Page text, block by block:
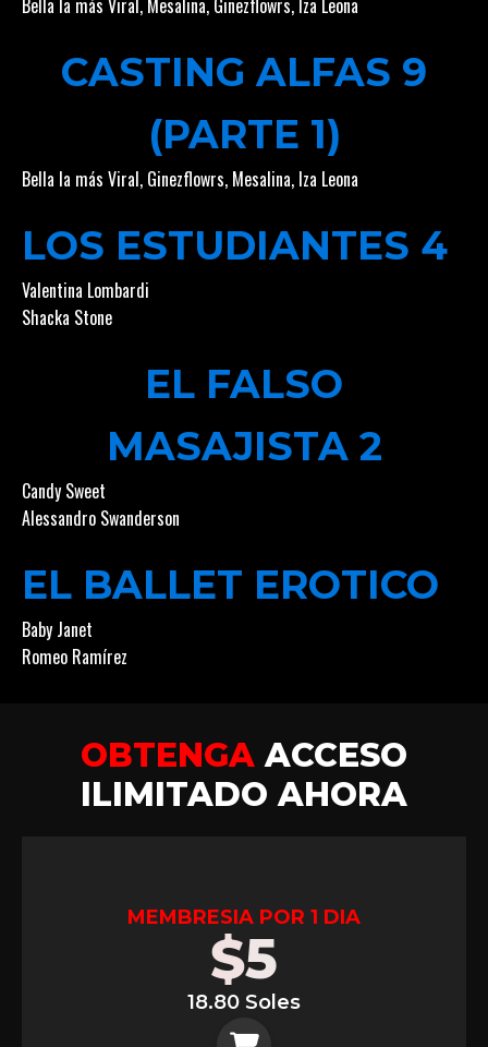
CASTING ALFAS 9
(PARTE 1)
Bella la más Viral, Ginezflowrs, Mesalina, Iza Leona
LOS ESTUDIANTES 4
Valentina Lombardi
Shacka Stone
EL FALSO
MASAJISTA 2
Candy Sweet
Alessandro Swanderson
EL BALLET EROTICO
Baby Janet
Romeo Ramírez
OBTENGA ACCESO
ILIMITADO AHORA
MEMBRESIA POR 1 DIA
$5
18.80 Soles